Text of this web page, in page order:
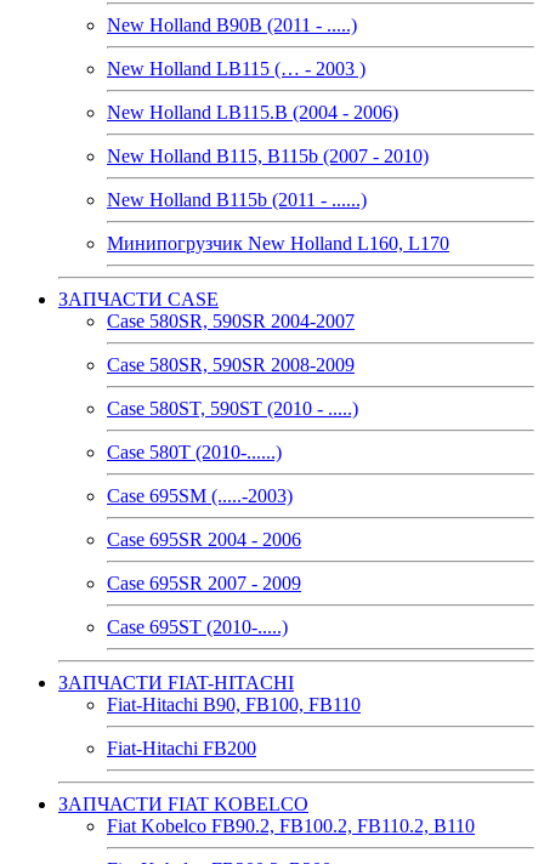
New Holland B90B (2011 - .....)
New Holland LB115 (… - 2003 )
New Holland LB115.B (2004 - 2006)
New Holland B115, B115b (2007 - 2010)
New Holland B115b (2011 - ......)
Минипогрузчик New Holland L160, L170
ЗАПЧАСТИ CASE
Case 580SR, 590SR 2004-2007
Case 580SR, 590SR 2008-2009
Case 580ST, 590ST (2010 - .....)
Case 580T (2010-......)
Case 695SM (.....-2003)
Case 695SR 2004 - 2006
Case 695SR 2007 - 2009
Case 695ST (2010-.....)
ЗАПЧАСТИ FIAT-HITACHI
Fiat-Hitachi B90, FB100, FB110
Fiat-Hitachi FB200
ЗАПЧАСТИ FIAT KOBELCO
Fiat Kobelco FB90.2, FB100.2, FB110.2, B110